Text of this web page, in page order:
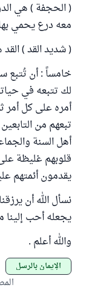
( الحجفة ) هي
معه درع يحمي
( شديد القد )
خامساً : أن تُتبع
لك تتبعه في
أمره على كل أمر
تبعهم من
أهل السنة
قلوبهم غليظة
يقدمون أئمتهم
نسأل الله أن
يجعله أحب إلينا
والله أعلم .
الإيمان بالرسل